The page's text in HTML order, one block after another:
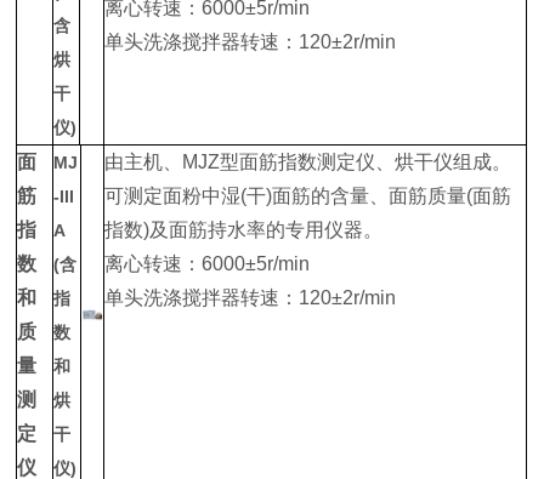
含
烘
干
仪)
离心转速：6000±5r/min
单头洗涤搅拌器转速：120±2r/min
面
筋
指
数
和
质
量
测
定
仪
MJ
-III
A
(含
指
数
和
烘
干
仪)
由主机、MJZ型面筋指数测定仪、烘干仪组成。
可测定面粉中湿(干)面筋的含量、面筋质量(面筋
指数)及面筋持水率的专用仪器。
离心转速：6000±5r/min
单头洗涤搅拌器转速：120±2r/min